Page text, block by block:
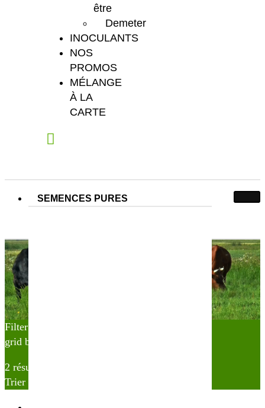
être
Demeter
INOCULANTS
NOS
PROMOS
MÉLANGE
À LA
CARTE
SEMENCES PURES
Filter
grid button
2 résultats affichés
Trier par